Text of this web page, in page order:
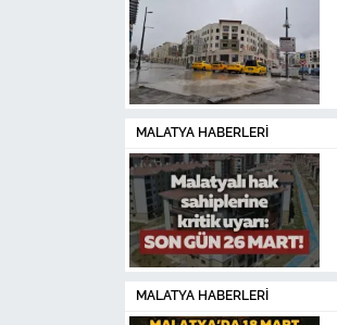
MALATYA HABERLERI
MALATYA HABERLERI